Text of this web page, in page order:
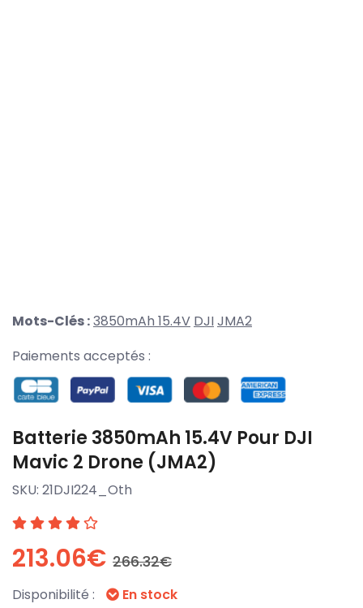
Mots-Clés :3850mAh 15.4V DJIJMA2
Paiements acceptés :
Batterie 3850mAh 15.4V Pour DJI
Mavic 2 Drone (JMA2)
SKU: 21DJI224_Oth
213.06€ 266.32€
Disponibilité : En stock